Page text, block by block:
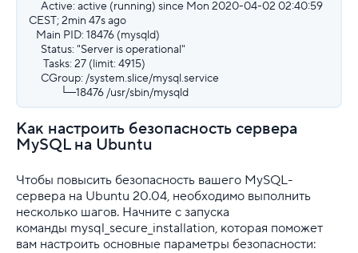
Active: active (running) since Mon 2020-04-02 02:40:59
CEST; 2min 47s ago
Main PID: 18476 (mysqld)
Status: "Server is operational"
Tasks: 27 (limit: 4915)
CGroup: /system.slice/mysql.service
└─18476 /usr/sbin/mysqld
Как настроить безопасность сервера
MySQL на Ubuntu
Чтобы повысить безопасность вашего MySQL-
сервера на Ubuntu 20.04, необходимо выполнить
несколько шагов. Начните с запуска
команды mysql_secure_installation, которая поможет
вам настроить основные параметры безопасности: